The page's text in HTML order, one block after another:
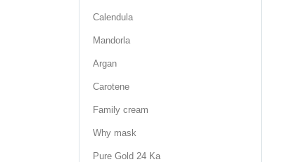
Calendula
Mandorla
Argan
Carotene
Family cream
Why mask
Pure Gold 24 Ka